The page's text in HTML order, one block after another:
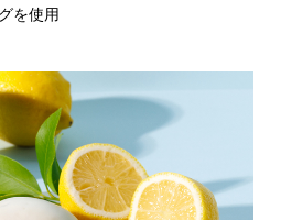
を使用